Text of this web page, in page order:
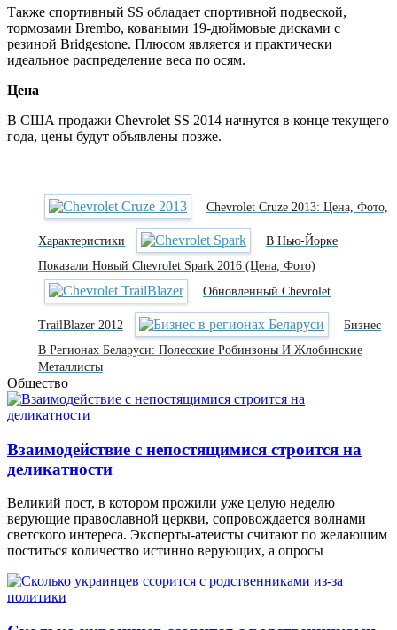
Также спортивный SS обладает спортивной подвеской,
тормозами Brembo, коваными 19-дюймовые дисками с
резиной Bridgestone. Плюсом является и практически
идеальное распределение веса по осям.
Цена
В США продажи Chevrolet SS 2014 начнутся в конце текущего
года, цены будут объявлены позже.
Chevrolet Cruze 2013: Цена, Фото,
Характеристики
В Нью-Йорке
Показали Новый Chevrolet Spark 2016 (цена, Фото)
Обновленный Chevrolet
TrailBlazer 2012
Бизнес
В Регионах Беларуси: Полесские Робинзоны И Жлобинские
Металлисты
Общество
Взаимодействие с непостящимися строится на
деликатности
Великий пост, в котором прожили уже целую неделю
верующие православной церкви, сопровождается волнами
светского интереса. Эксперты-атеисты считают по желающим
поститься количество истинно верующих, а опросы